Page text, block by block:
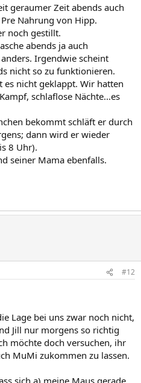
geraumer Zeit abends auch
Nahrung von Hipp.
noch gestillt.
abends ja auch
Irgendwie scheint
nicht so zu funktionieren.
nicht geklappt. Wir hatten
schlaflose Nächte...es
bekommt schläft er durch
dann wird er wieder
8 Uhr).
seiner Mama ebenfalls.
#12
Lage bei uns zwar noch nicht,
Jill nur morgens so richtig
möchte doch versuchen, ihr
MuMi zukommen zu lassen.
sich a) meine Maus gerade